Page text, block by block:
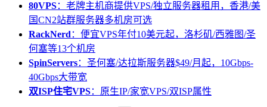
80VPS：老牌主机商提供VPS/独立服务器租用，香港/美
国CN2站群服务器多机房可选
RackNerd ：便宜VPS年付10美元起，洛杉矶/西雅图/圣
何塞等13个机房
SpinServers：圣何塞/达拉斯服务器$49/月起，10Gbps-
40Gbps大带宽
双ISP住宅VPS：原生IP/家宽VPS/双ISP属性